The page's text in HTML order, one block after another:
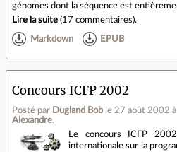
génomes dont la séquence est
Lire la suite (17 commentaires).
Markdown EPUB
Concours ICFP 2002
Posté par Dugland Bob le 27 août 2002
Alexandre.
Le concours ICFP
internationale sur la